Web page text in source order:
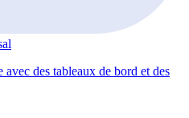
des tableaux de bord et des